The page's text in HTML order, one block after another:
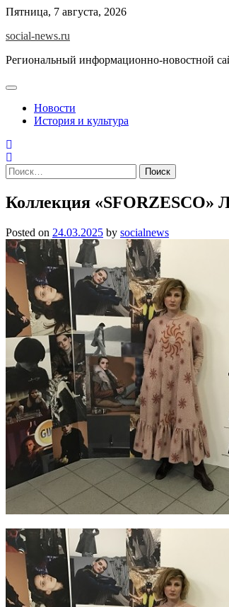
Skip
content
Пятница, 7 августа, 2026
social-news.ru
Региональный информационно-новостной
Новости
История и культура
Найти:
Коллекция «SFORZESCO»
Posted on 24.03.2025 by socialnews